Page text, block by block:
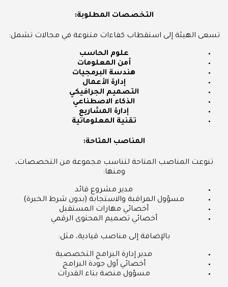
التخصصات المطلوبة:
تسعى الهيئة إلى استقطاب كفاءات متنوعة في مجالات تشمل:
علوم الحاسب
أمن المعلومات
هندسة البرمجيات
إدارة الأعمال
التصميم الجرافيكي
الذكاء الاصطناعي
إدارة المشاريع
تقنية المعلوماتية
المناصب المتاحة:
تنوعت المناصب المتاحة لتناسب مجموعة من التخصصات،
ومنها:
مدير مشروع قائد
مسؤول المراقبة والاستجابة (بدون شرط الخبرة)
أخصائي مهارات المستقبل
أخصائي تصميم المحتوى الرقمي
بالإضافة إلى مناصب قيادية، مثل:
مدير إدارة البرامج التخصصية
أخصائي أول جودة البرامج
مسؤول منصة بناء القدرات